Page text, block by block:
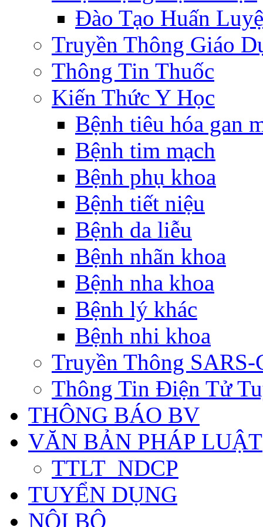
Đào Tạo Huấn
Truyền Thông Giáo
Thông Tin Thuốc
Kiến Thức Y Học
Bệnh tiêu hóa gan
Bệnh tim mạch
Bệnh phụ khoa
Bệnh tiết niệu
Bệnh da liễu
Bệnh nhãn khoa
Bệnh nha khoa
Bệnh lý khác
Bệnh nhi khoa
Truyền Thông SARS-
Thông Tin Điện Tử
THÔNG BÁO BV
VĂN BẢN PHÁP LUẬT
TTLT_NDCP
TUYỂN DỤNG
NỘI BỘ